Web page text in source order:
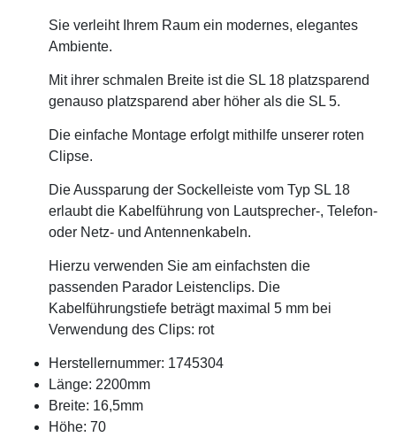
Sie verleiht Ihrem Raum ein modernes, elegantes
Ambiente.
Mit ihrer schmalen Breite ist die SL 18 platzsparend
genauso platzsparend aber höher als die SL 5.
Die einfache Montage erfolgt mithilfe unserer roten
Clipse.
Die Aussparung der Sockelleiste vom Typ SL 18
erlaubt die Kabelführung von Lautsprecher-, Telefon-
oder Netz- und Antennenkabeln.
Hierzu verwenden Sie am einfachsten die
passenden Parador Leistenclips. Die
Kabelführungstiefe beträgt maximal 5 mm bei
Verwendung des Clips: rot
Herstellernummer: 1745304
Länge: 2200mm
Breite: 16,5mm
Höhe: 70